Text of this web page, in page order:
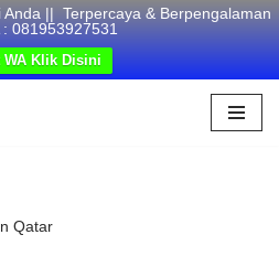
|| Terpercaya & Berpengalaman
: 081953927531
WA Klik Disini
Qatar